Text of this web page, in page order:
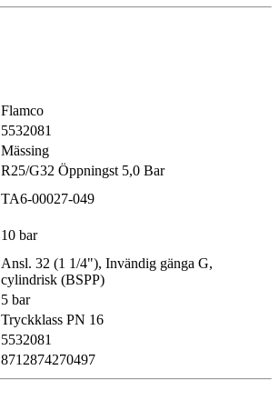
Flamco
5532081
Mässing
R25/G32 Öppningst 5,0 Bar
TA6-00027-049
10 bar
Ansl. 32 (1 1/4"), Invändig gänga G,
cylindrisk (BSPP)
5 bar
Tryckklass PN 16
5532081
8712874270497